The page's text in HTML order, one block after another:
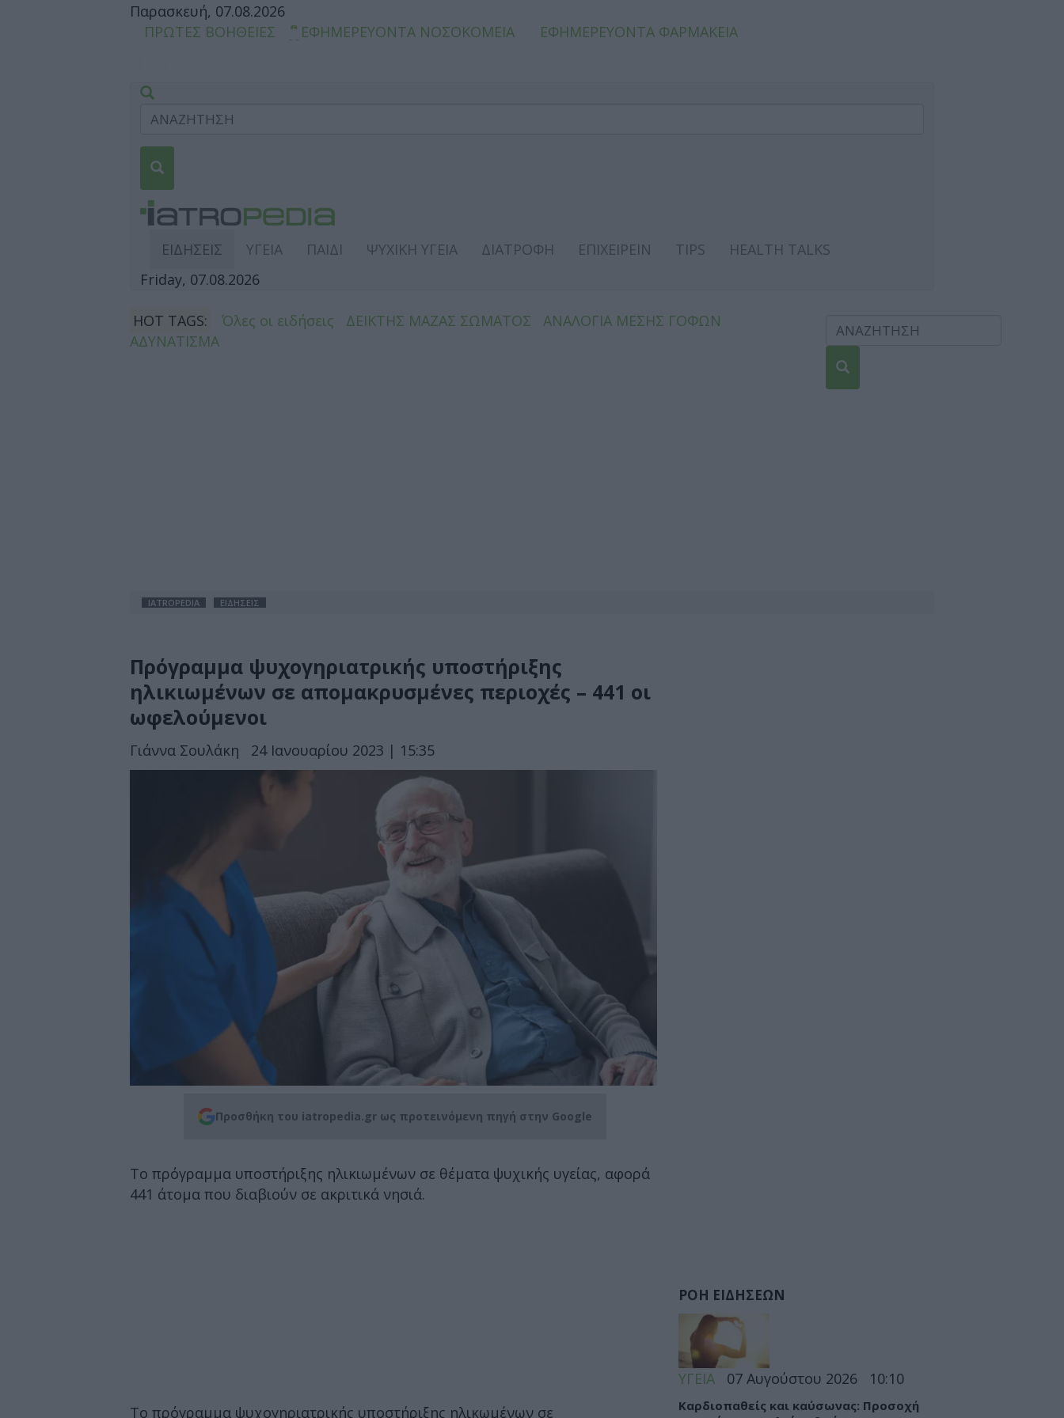
Παρασκευή, 07.08.2026
ΠΡΩΤΕΣ ΒΟΗΘΕΙΕΣ
ΕΦΗΜΕΡΕΥΟΝΤΑ ΝΟΣΟΚΟΜΕΙΑ ΕΦΗΜΕΡΕΥΟΝΤΑ ΦΑΡΜΑΚΕΙΑ
ΕΙΔΗΣΕΙΣ ΥΓΕΙΑ ΠΑΙΔΙ ΨΥΧΙΚΗ ΥΓΕΙΑ ΔΙΑΤΡΟΦΗ ΕΠΙΧΕΙΡΕΙΝ TIPS
HEALTH TALKS
Friday, 07.08.2026
HOT TAGS: Όλες οι ειδήσεις ΔΕΙΚΤΗΣ ΜΑΖΑΣ ΣΩΜΑΤΟΣ
ΑΝΑΛΟΓΙΑ ΜΕΣΗΣ ΓΟΦΩΝ
ΑΔΥΝΑΤΙΣΜΑ
IATROPEDIA ΕΙΔΗΣΕΙΣ
Πρόγραμμα ψυχογηριατρικής υποστήριξης
ηλικιωμένων σε απομακρυσμένες περιοχές – 441 οι
ωφελούμενοι
Γιάννα Σουλάκη 24 Ιανουαρίου 2023 | 15:35
Προσθήκη του iatropedia.gr ως προτεινόμενη πηγή στην Google
Το πρόγραμμα υποστήριξης ηλικιωμένων σε θέματα ψυχικής υγείας, αφορά
441 άτομα που διαβιούν σε ακριτικά νησιά.
Το πρόγραμμα ψυχογηριατρικής υποστήριξης ηλικωμένων σε
ΡΟΗ ΕΙΔΗΣΕΩΝ
ΥΓΕΙΑ 07 Αυγούστου 2026 10:10
Καρδιοπαθείς και καύσωνας: Προσοχή